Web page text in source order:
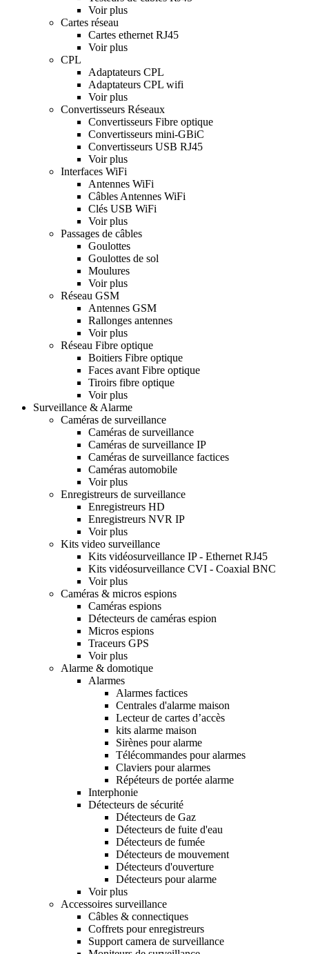
Voir plus
Cartes réseau
Cartes ethernet RJ45
Voir plus
CPL
Adaptateurs CPL
Adaptateurs CPL wifi
Voir plus
Convertisseurs Réseaux
Convertisseurs Fibre optique
Convertisseurs mini-GBiC
Convertisseurs USB RJ45
Voir plus
Interfaces WiFi
Antennes WiFi
Câbles Antennes WiFi
Clés USB WiFi
Voir plus
Passages de câbles
Goulottes
Goulottes de sol
Moulures
Voir plus
Réseau GSM
Antennes GSM
Rallonges antennes
Voir plus
Réseau Fibre optique
Boitiers Fibre optique
Faces avant Fibre optique
Tiroirs fibre optique
Voir plus
Surveillance & Alarme
Caméras de surveillance
Caméras de surveillance
Caméras de surveillance IP
Caméras de surveillance factices
Caméras automobile
Voir plus
Enregistreurs de surveillance
Enregistreurs HD
Enregistreurs NVR IP
Voir plus
Kits video surveillance
Kits vidéosurveillance IP - Ethernet RJ45
Kits vidéosurveillance CVI - Coaxial BNC
Voir plus
Caméras & micros espions
Caméras espions
Détecteurs de caméras espion
Micros espions
Traceurs GPS
Voir plus
Alarme & domotique
Alarmes
Alarmes factices
Centrales d'alarme maison
Lecteur de cartes d’accès
kits alarme maison
Sirènes pour alarme
Télécommandes pour alarmes
Claviers pour alarmes
Répéteurs de portée alarme
Interphonie
Détecteurs de sécurité
Détecteurs de Gaz
Détecteurs de fuite d'eau
Détecteurs de fumée
Détecteurs de mouvement
Détecteurs d'ouverture
Détecteurs pour alarme
Voir plus
Accessoires surveillance
Câbles & connectiques
Coffrets pour enregistreurs
Support camera de surveillance